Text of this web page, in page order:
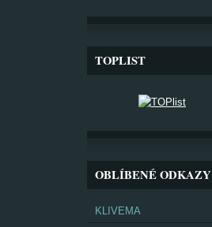
TOPLIST
OBLÍBENÉ ODKAZY
KLIVEMA